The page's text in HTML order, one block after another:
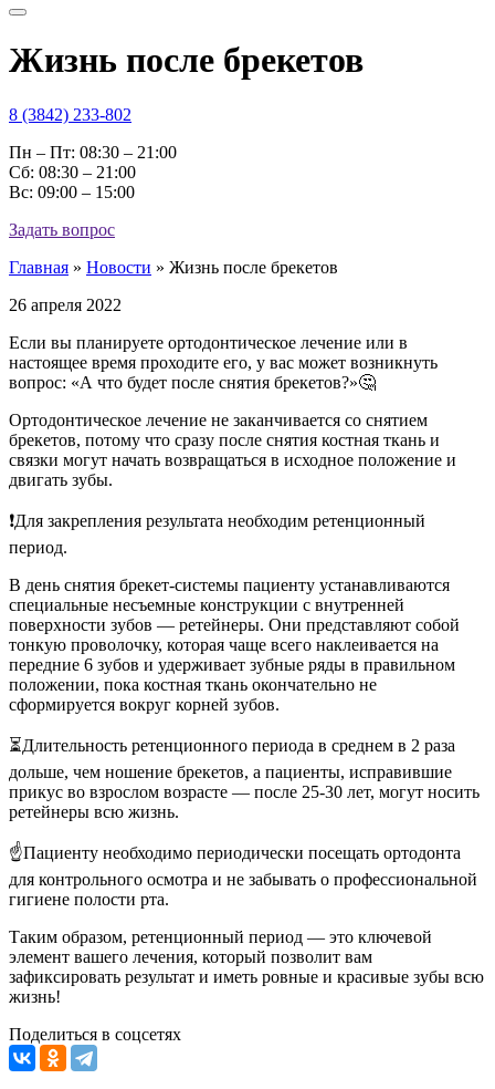
Жизнь после брекетов
8 (3842) 233-802
Пн – Пт: 08:30 – 21:00
Cб: 08:30 – 21:00
Вс: 09:00 – 15:00
Задать вопрос
Главная » Новости » Жизнь после брекетов
26 апреля 2022
Если вы планируете ортодонтическое лечение или в
настоящее время проходите его, у вас может возникнуть
вопрос: «А что будет после снятия брекетов?»🤔
Ортодонтическое лечение не заканчивается со снятием
брекетов, потому что сразу после снятия костная ткань и
связки могут начать возвращаться в исходное положение и
двигать зубы.
❗Для закрепления результата необходим ретенционный
период.
В день снятия брекет-системы пациенту устанавливаются
специальные несъемные конструкции с внутренней
поверхности зубов — ретейнеры. Они представляют собой
тонкую проволочку, которая чаще всего наклеивается на
передние 6 зубов и удерживает зубные ряды в правильном
положении, пока костная ткань окончательно не
сформируется вокруг корней зубов.
⏳Длительность ретенционного периода в среднем в 2 раза
дольше, чем ношение брекетов, а пациенты, исправившие
прикус во взрослом возрасте — после 25-30 лет, могут носить
ретейнеры всю жизнь.
☝Пациенту необходимо периодически посещать ортодонта
для контрольного осмотра и не забывать о профессиональной
гигиене полости рта.
Таким образом, ретенционный период — это ключевой
элемент вашего лечения, который позволит вам
зафиксировать результат и иметь ровные и красивые зубы всю
жизнь!
Поделиться в соцсетях